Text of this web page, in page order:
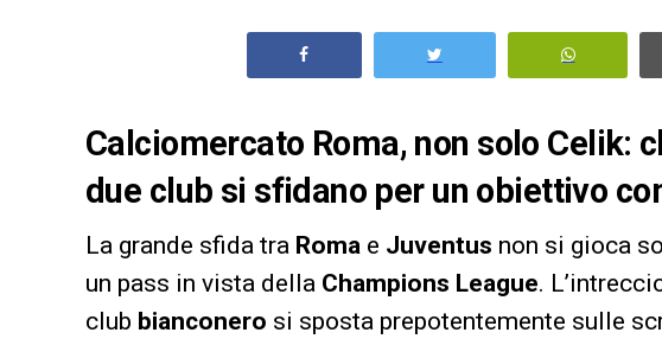
Calciomercato Roma, non solo Celik:
due club si sfidano per un obiettivo
La grande sfida tra Roma e Juventus non si gioca
un pass in vista della Champions League.
club bianconero si sposta prepotentemente sulle